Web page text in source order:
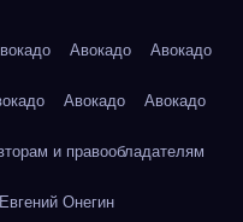
Авокадо Авокадо
Авокадо Авокадо
и правообладателям
Онегин